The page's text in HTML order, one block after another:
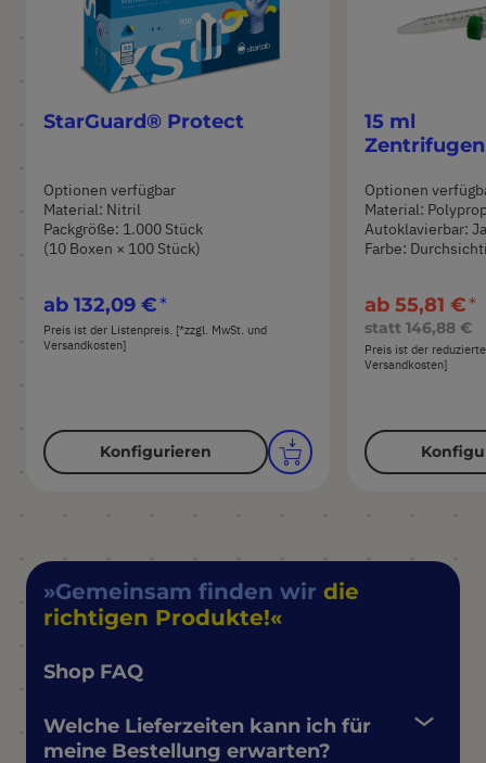
StarGuard® Protect
Optionen verfügbar
Material: Nitril
Packgröße: 1.000 Stück
(10 Boxen × 100 Stück)
ab 132,09 €
Preis ist der Listenpreis. [*zzgl. MwSt. und
Versandkosten]
Konfigurieren
15 ml
Optionen
Material:
Autoklavierbar: Ja
Farbe:
ab 55,81 €
statt 146,88 €
Preis ist der
Versandkosten]
Gemeinsam finden wir die
richtigen Produkte!
Shop FAQ
Welche Lieferzeiten kann ich für
meine Bestellung erwarten?